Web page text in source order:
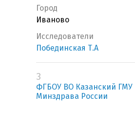
Город
Иваново
Исследователи
Побединская Т.А
3
ФГБОУ ВО Казанский ГМУ
Минздрава России